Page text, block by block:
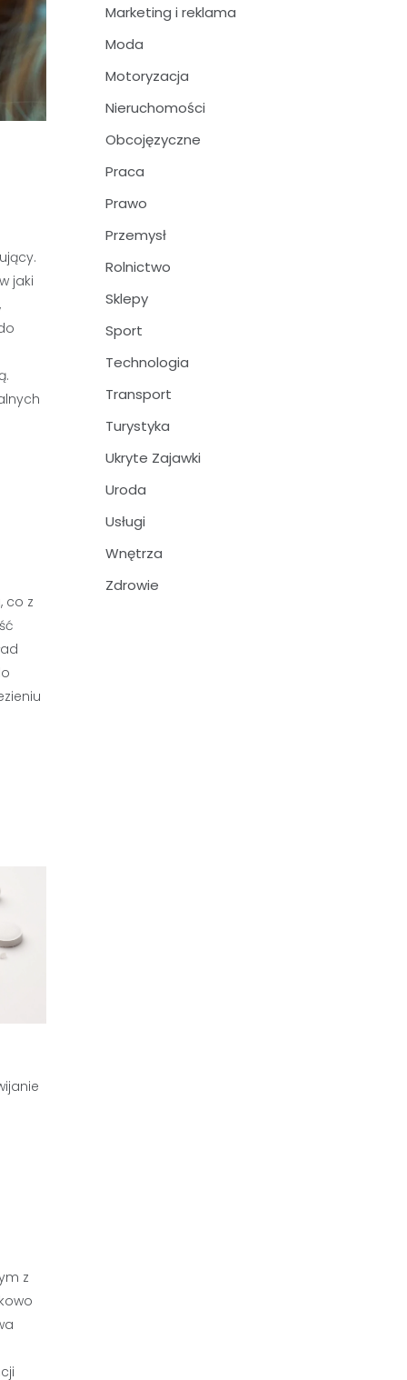
jaki
co z
z
Marketing i reklama
Moda
Motoryzacja
Nieruchomości
Obcojęzyczne
Praca
Prawo
Przemysł
Rolnictwo
Sklepy
Sport
Technologia
Transport
Turystyka
Ukryte Zajawki
Uroda
Usługi
Wnętrza
Zdrowie